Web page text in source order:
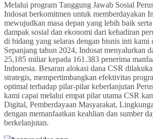
Melalui program Tanggung Jawab Sosial
Indosat berkomitmen untuk memberdayakan
mewujudkan masa depan yang lebih baik
dampak sosial dan ekonomi dari kehadiran
di bidang yang selaras dengan bisnis inti
Sepanjang tahun 2024, Indosat menyalurkan
25,185 miliar kepada 161.383 penerima
Indonesia. Besaran alokasi dana CSR
strategis, mempertimbangkan efektivitas
optimal terhadap pilar-pilar keberlanjutan
kami capai melalui empat pilar utama CSR
Digital, Pemberdayaan Masyarakat,
dengan memanfaatkan keahlian dan sumber
berkelanjutan.